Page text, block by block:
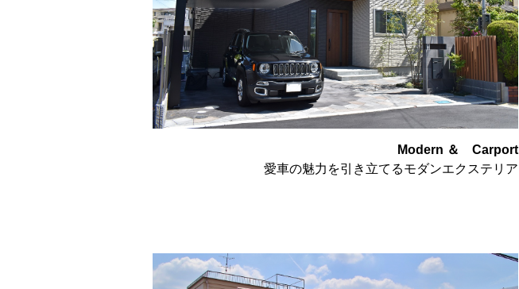
Modern ＆ Carport
愛車の魅力を引き立てるモダンエクステリア